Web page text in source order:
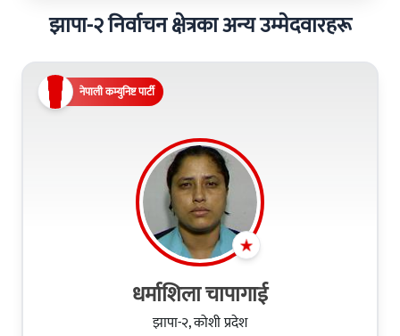
झापा-२ निर्वाचन क्षेत्रका अन्य उम्मेदवारहरू
नेपाली कम्युनिष्ट पार्टी
धर्माशिला चापागाई
झापा-२, कोशी प्रदेश